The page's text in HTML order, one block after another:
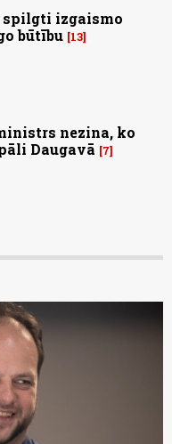
spilgti izgaismo
būtību 13
nezina, ko
Daugavā
7